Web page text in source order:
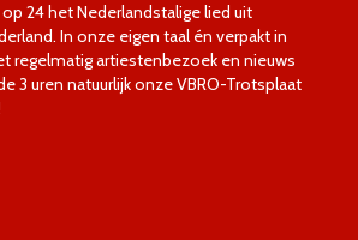
24 het Nederlandstalige lied uit
In onze eigen taal én verpakt in
regelmatig artiestenbezoek en nieuws
3 uren natuurlijk onze VBRO-Trotsplaat